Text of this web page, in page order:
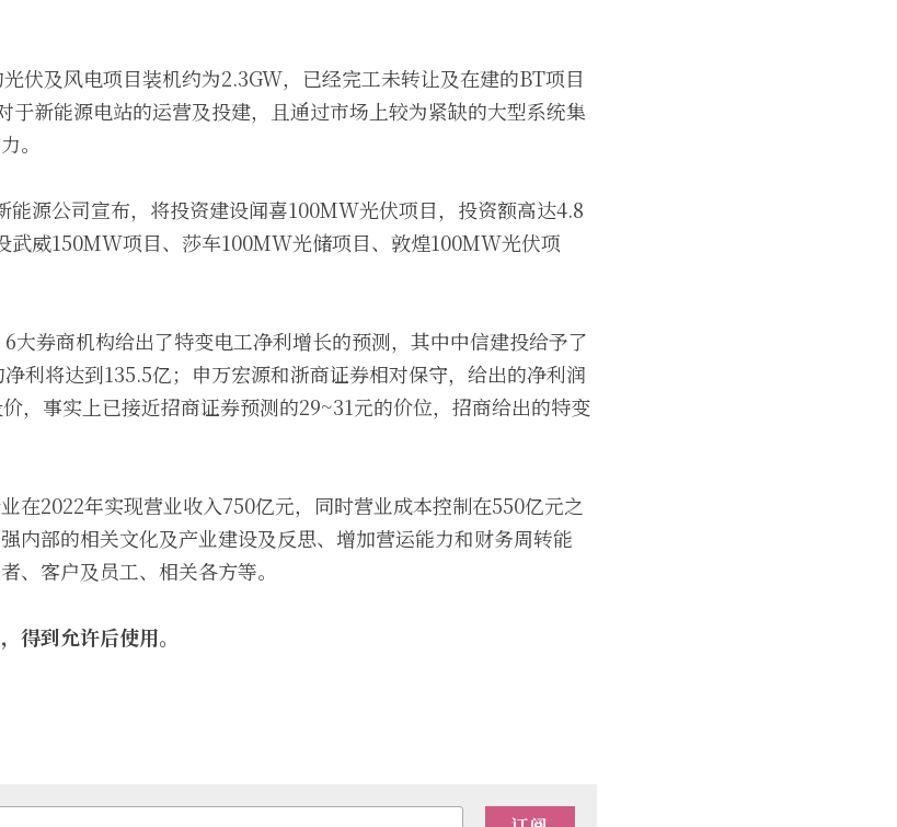
伏及风电项目装机约为2.3GW，已经完工未转让及在建的BT项目
新能源电站的运营及投建，且通过市场上较为紧缺的大型系统集
。
能源公司宣布，将投资建设闻喜100MW光伏项目，投资额高达4.8
武威150MW项目、莎车100MW光储项目、敦煌100MW光伏项
大券商机构给出了特变电工净利增长的预测，其中中信建投给予了
利将达到135.5亿；申万宏源和浙商证券相对保守，给出的净利润
，事实上已接近招商证券预测的29~31元的价位，招商给出的特变
在2022年实现营业收入750亿元，同时营业成本控制在550亿元之
内部的相关文化及产业建设及反思、增加营运能力和财务周转能
、客户及员工、相关各方等。
得到允许后使用。